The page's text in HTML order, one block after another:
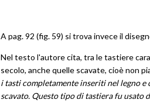
A pag. 92 (fig. 59) si trova invece il
Nel testo l'autore cita, tra le tastiere
secolo, anche quelle scavate, cioè non
i tasti completamente inseriti nel legno
scavato. Questo tipo di tastiera fu usato